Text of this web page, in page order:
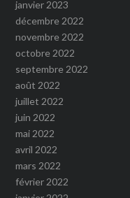
janvier 2023
décembre 2022
novembre 2022
octobre 2022
septembre 2022
août 2022
juillet 2022
juin 2022
mai 2022
avril 2022
mars 2022
février 2022